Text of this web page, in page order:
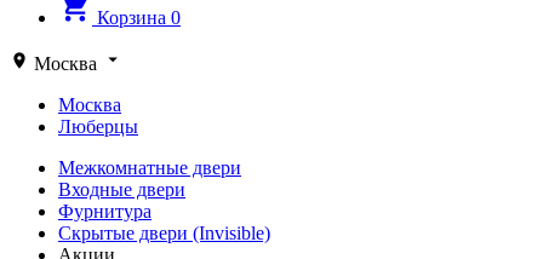
Корзина 0
Москва
Москва
Люберцы
Межкомнатные двери
Входные двери
Фурнитура
Скрытые двери (Invisible)
Акции